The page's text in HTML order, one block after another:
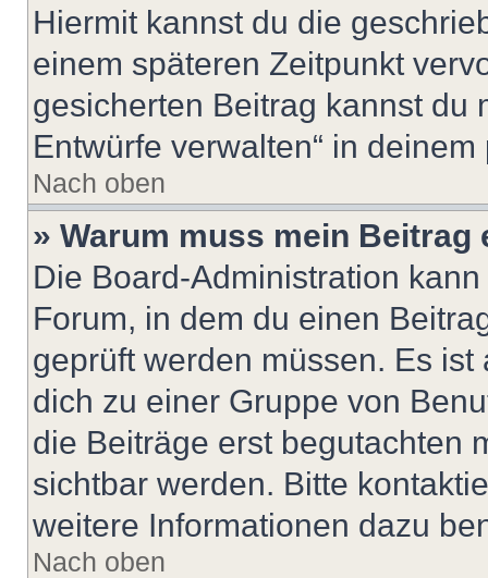
Hiermit kannst du die
einem späteren Zeitpunkt
gesicherten Beitrag kannst du
Entwürfe verwalten“ in
Nach oben
» Warum muss mein
Die Board-Administration
Forum, in dem du einen
geprüft werden müssen. Es
dich zu einer Gruppe von
die Beiträge erst begutachten
sichtbar werden. Bitte
weitere Informationen dazu
Nach oben